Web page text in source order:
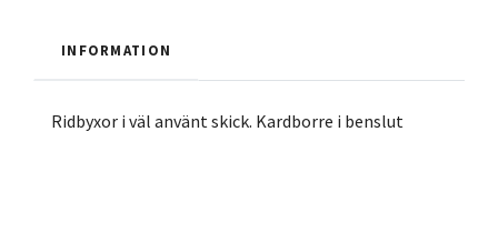
INFORMATION
Ridbyxor i väl använt skick. Kardborre i benslut